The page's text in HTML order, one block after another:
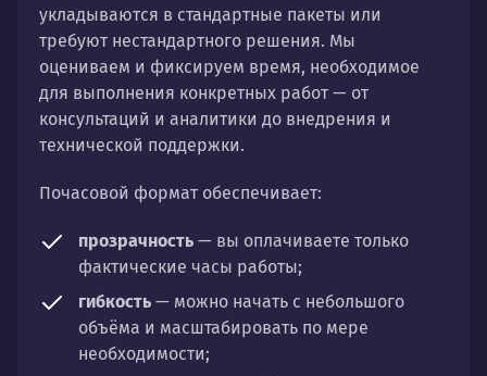
укладываются в стандартные пакеты или
требуют нестандартного решения. Мы
оцениваем и фиксируем время, необходимое
для выполнения конкретных работ — от
консультаций и аналитики до внедрения и
технической поддержки.
Почасовой формат обеспечивает:
прозрачность — вы оплачиваете только
фактические часы работы;
гибкость — можно начать с небольшого
объёма и масштабировать по мере
необходимости;